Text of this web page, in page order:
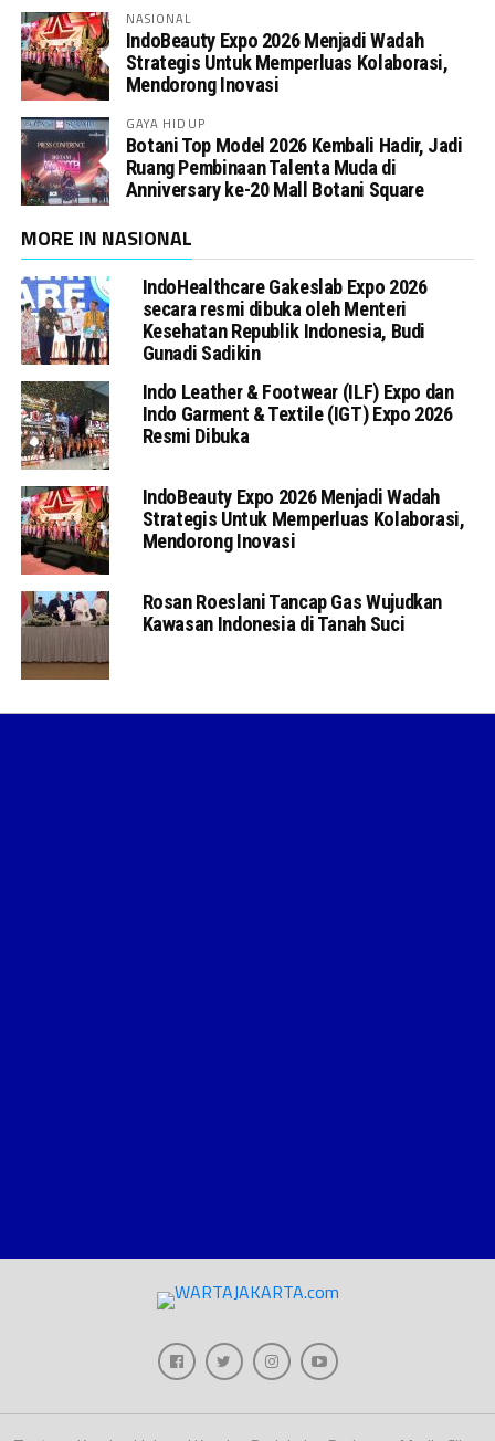
NASIONAL
IndoBeauty Expo 2026 Menjadi Wadah
Strategis Untuk Memperluas Kolaborasi,
Mendorong Inovasi
GAYA HIDUP
Botani Top Model 2026 Kembali Hadir, Jadi
Ruang Pembinaan Talenta Muda di
Anniversary ke-20 Mall Botani Square
MORE IN NASIONAL
IndoHealthcare Gakeslab Expo 2026
secara resmi dibuka oleh Menteri
Kesehatan Republik Indonesia, Budi
Gunadi Sadikin
Indo Leather & Footwear (ILF) Expo dan
Indo Garment & Textile (IGT) Expo 2026
Resmi Dibuka
IndoBeauty Expo 2026 Menjadi Wadah
Strategis Untuk Memperluas Kolaborasi,
Mendorong Inovasi
Rosan Roeslani Tancap Gas Wujudkan
Kawasan Indonesia di Tanah Suci